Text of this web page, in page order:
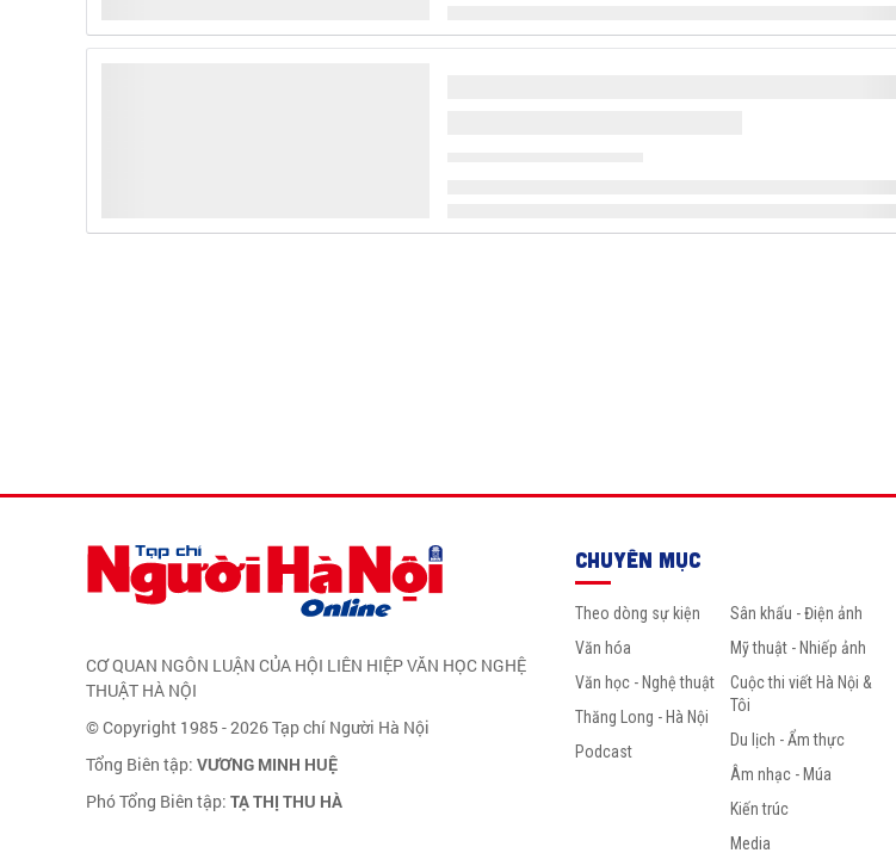
CƠ QUAN NGÔN LUẬN CỦA HỘI LIÊN HIỆP VĂN HỌC NGHỆ
THUẬT HÀ NỘI
© Copyright 1985 - 2026 Tạp chí Người Hà Nội
Tổng Biên tập: VƯƠNG MINH HUỆ
Phó Tổng Biên tập: TẠ THỊ THU HÀ
CHUYÊN MỤC
Theo dòng sự kiện
Văn hóa
Văn học - Nghệ thuật
Thăng Long - Hà Nội
Podcast
Sân khấu - Điện ảnh
Mỹ thuật - Nhiếp ảnh
Cuộc thi viết Hà Nội &
Tôi
Du lịch - Ẩm thực
Âm nhạc - Múa
Kiến trúc
Media